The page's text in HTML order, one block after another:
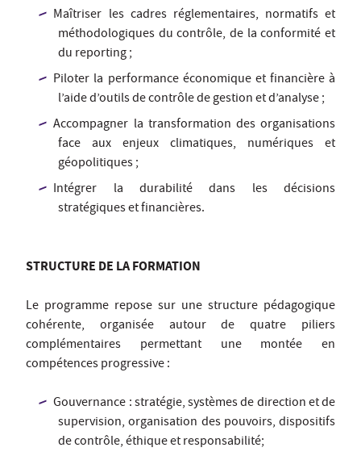
Maîtriser les cadres réglementaires, normatifs et
méthodologiques du contrôle, de la conformité et
du reporting ;
Piloter la performance économique et financière à
l’aide d’outils de contrôle de gestion et d’analyse ;
Accompagner la transformation des organisations
face aux enjeux climatiques, numériques et
géopolitiques ;
Intégrer la durabilité dans les décisions
stratégiques et financières.
STRUCTURE DE LA FORMATION
Le programme repose sur une structure pédagogique
cohérente, organisée autour de quatre piliers
complémentaires permettant une montée en
compétences progressive :
Gouvernance : stratégie, systèmes de direction et de
supervision, organisation des pouvoirs, dispositifs
de contrôle, éthique et responsabilité;